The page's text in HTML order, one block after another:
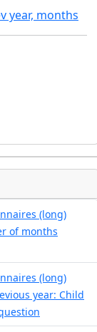
year, months
(long)
of months
(long)
year: Child